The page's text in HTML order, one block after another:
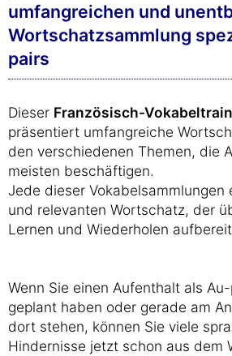
umfangreichen und
Wortschatzsammlung
pairs
Dieser Französisch-
präsentiert umfangreiche
den verschiedenen Themen, die
meisten beschäftigen.
Jede dieser Vokabelsammlungen
und relevanten Wortschatz, der
Lernen und Wiederholen
Wenn Sie einen Aufenthalt als
geplant haben oder gerade am
dort stehen, können Sie viele
Hindernisse jetzt schon aus dem